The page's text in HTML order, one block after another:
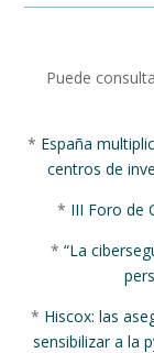
Puede
* España
centros de
* III Foro de
* “La
* Hiscox: las
sensibilizar a la